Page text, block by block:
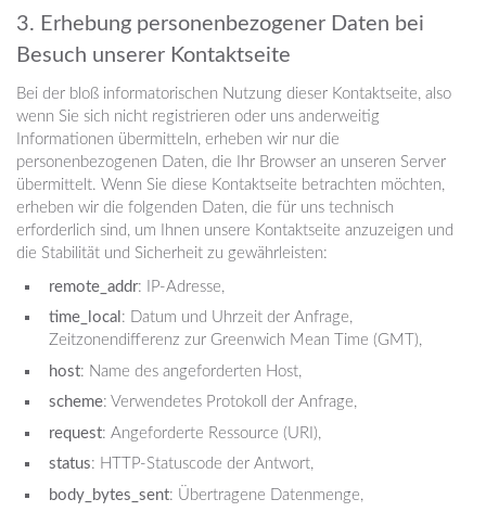
3. Erhebung personenbezogener Daten bei
Besuch unserer Kontaktseite
Bei der bloß informatorischen Nutzung dieser Kontaktseite, also
wenn Sie sich nicht registrieren oder uns anderweitig
Informationen übermitteln, erheben wir nur die
personenbezogenen Daten, die Ihr Browser an unseren Server
übermittelt. Wenn Sie diese Kontaktseite betrachten möchten,
erheben wir die folgenden Daten, die für uns technisch
erforderlich sind, um Ihnen unsere Kontaktseite anzuzeigen und
die Stabilität und Sicherheit zu gewährleisten:
remote_addr: IP-Adresse,
time_local : Datum und Uhrzeit der Anfrage,
Zeitzonendifferenz zur Greenwich Mean Time (GMT),
host: Name des angeforderten Host,
scheme: Verwendetes Protokoll der Anfrage,
request: Angeforderte Ressource (URI),
status: HTTP-Statuscode der Antwort,
body_bytes_sent: Übertragene Datenmenge,